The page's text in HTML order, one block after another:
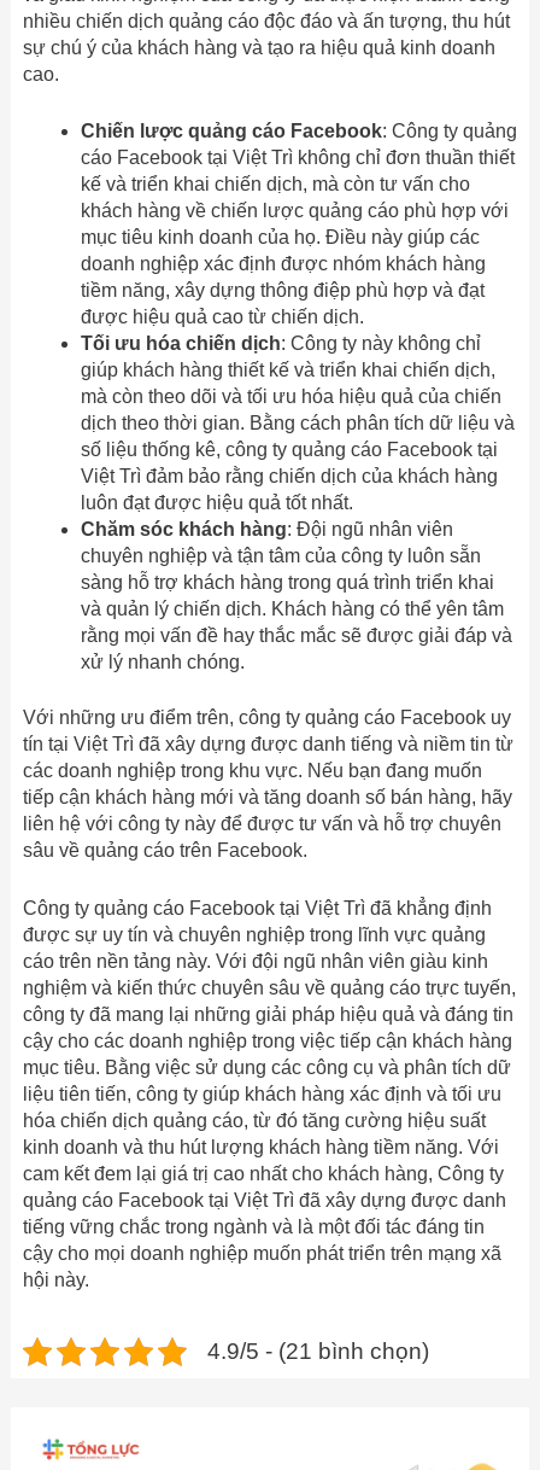
nhiều chiến dịch quảng cáo độc đáo và ấn tượng, thu hút
sự chú ý của khách hàng và tạo ra hiệu quả kinh doanh
cao.
Chiến lược quảng cáo Facebook: Công ty quảng
cáo Facebook tại Việt Trì không chỉ đơn thuần thiết
kế và triển khai chiến dịch, mà còn tư vấn cho
khách hàng về chiến lược quảng cáo phù hợp với
mục tiêu kinh doanh của họ. Điều này giúp các
doanh nghiệp xác định được nhóm khách hàng
tiềm năng, xây dựng thông điệp phù hợp và đạt
được hiệu quả cao từ chiến dịch.
Tối ưu hóa chiến dịch: Công ty này không chỉ
giúp khách hàng thiết kế và triển khai chiến dịch,
mà còn theo dõi và tối ưu hóa hiệu quả của chiến
dịch theo thời gian. Bằng cách phân tích dữ liệu và
số liệu thống kê, công ty quảng cáo Facebook tại
Việt Trì đảm bảo rằng chiến dịch của khách hàng
luôn đạt được hiệu quả tốt nhất.
Chăm sóc khách hàng: Đội ngũ nhân viên
chuyên nghiệp và tận tâm của công ty luôn sẵn
sàng hỗ trợ khách hàng trong quá trình triển khai
và quản lý chiến dịch. Khách hàng có thể yên tâm
rằng mọi vấn đề hay thắc mắc sẽ được giải đáp và
xử lý nhanh chóng.
Với những ưu điểm trên, công ty quảng cáo Facebook uy
tín tại Việt Trì đã xây dựng được danh tiếng và niềm tin từ
các doanh nghiệp trong khu vực. Nếu bạn đang muốn
tiếp cận khách hàng mới và tăng doanh số bán hàng, hãy
liên hệ với công ty này để được tư vấn và hỗ trợ chuyên
sâu về quảng cáo trên Facebook.
Công ty quảng cáo Facebook tại Việt Trì đã khẳng định
được sự uy tín và chuyên nghiệp trong lĩnh vực quảng
cáo trên nền tảng này. Với đội ngũ nhân viên giàu kinh
nghiệm và kiến thức chuyên sâu về quảng cáo trực tuyến,
công ty đã mang lại những giải pháp hiệu quả và đáng tin
cậy cho các doanh nghiệp trong việc tiếp cận khách hàng
mục tiêu. Bằng việc sử dụng các công cụ và phân tích dữ
liệu tiên tiến, công ty giúp khách hàng xác định và tối ưu
hóa chiến dịch quảng cáo, từ đó tăng cường hiệu suất
kinh doanh và thu hút lượng khách hàng tiềm năng. Với
cam kết đem lại giá trị cao nhất cho khách hàng, Công ty
quảng cáo Facebook tại Việt Trì đã xây dựng được danh
tiếng vững chắc trong ngành và là một đối tác đáng tin
cậy cho mọi doanh nghiệp muốn phát triển trên mạng xã
hội này.
4.9/5 - (21 bình chọn)